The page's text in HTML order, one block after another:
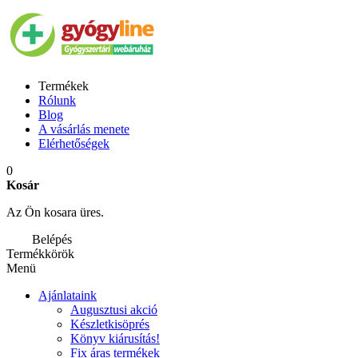
Termékek
Rólunk
Blog
A vásárlás menete
Elérhetőségek
0
Kosár
Az Ön kosara üres.
Belépés
Termékkörök
Menü
Ajánlataink
Augusztusi akció
Készletkisöprés
Könyv kiárusítás!
Fix áras termékek